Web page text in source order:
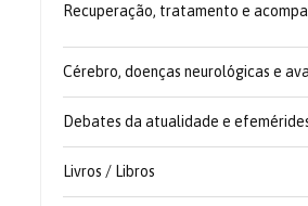
Recuperação, tratamento e
Cérebro, doenças neurológicas e
Debates da atualidade e
Livros / Libros